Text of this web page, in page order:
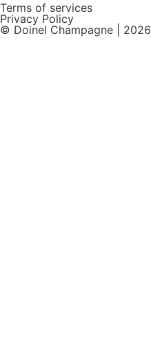
Terms of services
Privacy Policy
© Doinel Champagne | 2026